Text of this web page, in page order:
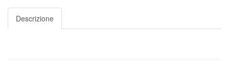
Descrizione